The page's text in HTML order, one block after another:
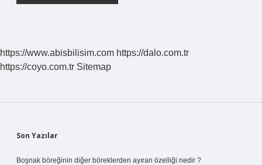
https://www.abisbilisim.com https://dalo.com.tr
https://coyo.com.tr Sitemap
Sidebar
Son Yazılar
Boşnak böreğinin diğer böreklerden ayıran özelliği nedir ?